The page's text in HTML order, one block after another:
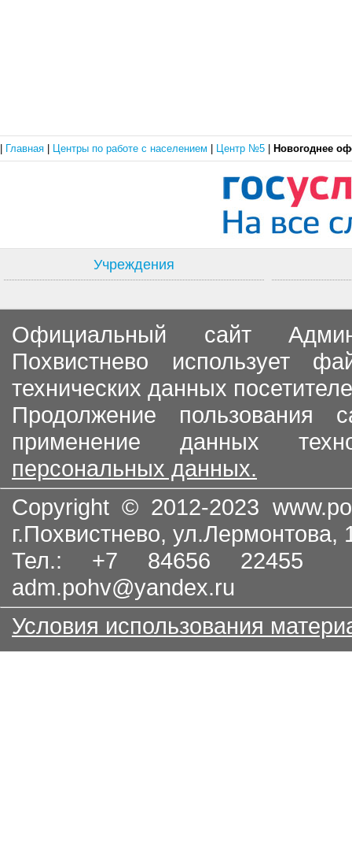
Главная Центры по работе с населением Центр №5 Новогоднее
Учреждения
Официальный сайт
Похвистнево использует
технических данных
Продолжение пользования
применение данных
персональных данных.
Copyright © 2012-2023
г.Похвистнево, ул.Лермонтова,
Тел.: +7 84656
adm.pohv@yandex.ru
Условия использования